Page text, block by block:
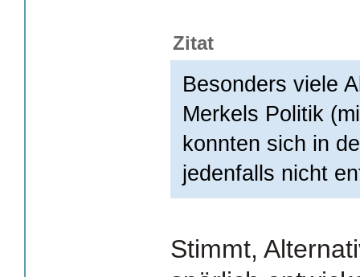
Zitat
Besonders viele
Merkels Politik
konnten sich in
jedenfalls nicht
Stimmt,